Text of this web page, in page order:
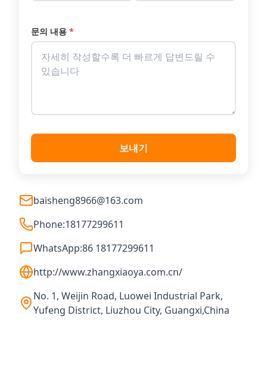
문의 내용 *
보내기
baisheng8966@163.com
Phone:18177299611
WhatsApp:86 18177299611
http://www.zhangxiaoya.com.cn/
No. 1, Weijin Road, Luowei Industrial Park,
Yufeng District, Liuzhou City, Guangxi,China